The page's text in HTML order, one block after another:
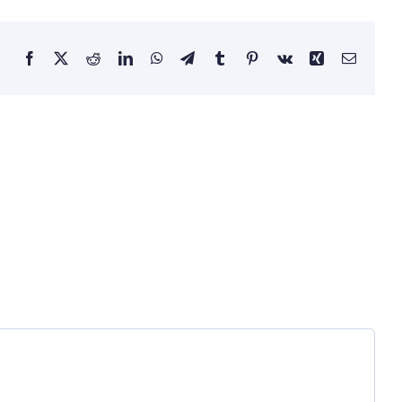
Facebook RedditLinkedInWhatsApp
TelegramTumblrPinterestVk Xing Email